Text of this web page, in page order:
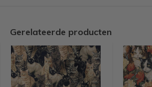
Gerelateerde producten